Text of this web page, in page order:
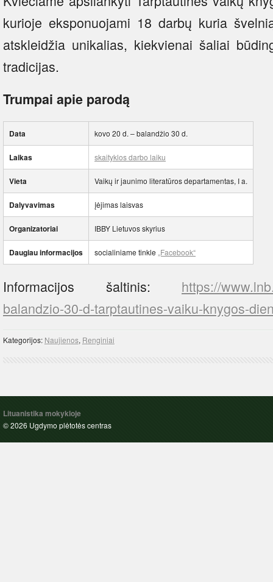
kurioje eksponuojami 18 darbų kuria
atskleidžia unikalias, kiekvienai šaliai
tradicijas.
Trumpai apie parodą
Data kovo 20 d. – balandžio 30 d.
Laikas skaityklos darbo laiku
Vieta Vaikų ir jaunimo literatūros departamentas, I a.
Dalyvavimas įėjimas laisvas
Organizatoriai IBBY Lietuvos skyrius
Daugiau informacijos socialiniame tinkle „Facebook“
Informacijos šaltinis: https://
balandzio-30-d-tarptautines-vaiku-knygos-
Kategorijos: Naujienos, Renginiai
Lituanistika mokykloje
© 2026 Ugdymo plėtotės centras